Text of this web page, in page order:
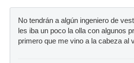
No tendrán a algún ingeniero de
les iba un poco la olla con algunos
primero que me vino a la cabeza al